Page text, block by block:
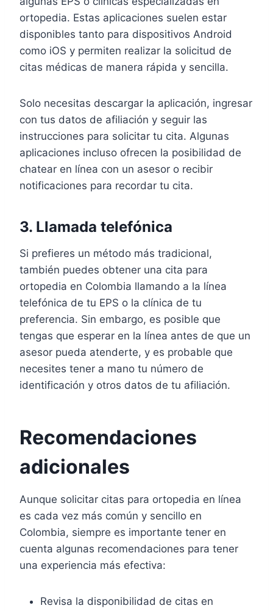
ortopedia. Estas aplicaciones suelen estar
disponibles tanto para dispositivos Android
como iOS y permiten realizar la solicitud de
citas médicas de manera rápida y sencilla.
Solo necesitas descargar la aplicación, ingresar
con tus datos de afiliación y seguir las
instrucciones para solicitar tu cita. Algunas
aplicaciones incluso ofrecen la posibilidad de
chatear en línea con un asesor o recibir
notificaciones para recordar tu cita.
3. Llamada telefónica
Si prefieres un método más tradicional,
también puedes obtener una cita para
ortopedia en Colombia llamando a la línea
telefónica de tu EPS o la clínica de tu
preferencia. Sin embargo, es posible que
tengas que esperar en la línea antes de que un
asesor pueda atenderte, y es probable que
necesites tener a mano tu número de
identificación y otros datos de tu afiliación.
Recomendaciones
adicionales
Aunque solicitar citas para ortopedia en línea
es cada vez más común y sencillo en
Colombia, siempre es importante tener en
cuenta algunas recomendaciones para tener
una experiencia más efectiva:
Revisa la disponibilidad de citas en